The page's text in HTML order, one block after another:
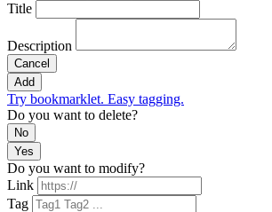
Title
Description
Cancel
Add
Try bookmarklet. Easy tagging.
Do you want to delete?
No
Yes
Do you want to modify?
Link
Tag